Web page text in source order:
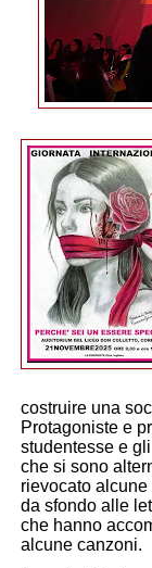
costruire una
Protagoniste e
studentesse e
che si sono
rievocato
da sfondo alle
che hanno
alcune canzoni.